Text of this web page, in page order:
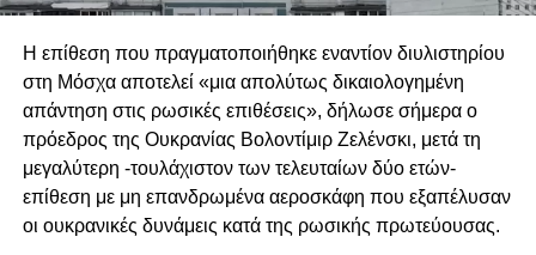
αυτό που φαίνεται να χρειάζεται η ευρωπαϊκή αμυντική
βιομηχανία είναι μεγαλύτερος εξευρωπαϊσμός και η
δημιουργία μιας ενιαίας αγοράς οπλικών συστημάτων,
στόχος που δεν εξυπηρετείται από τις επιλογές του
Βερολίνου.
Δύο εξελίξεις φαίνεται να ενισχύουν τις υποψίες για τις
προθέσεις της Γερμανίας και να δικαιολογούν τις
ανησυχίες άλλων ευρωπαϊκών κρατών. Συγκεκριμένα, το
Η επίθεση που πραγματοποιήθηκε εναντίον διυλιστηρίου
στη Μόσχα αποτελεί «μια απολύτως δικαιολογημένη
απάντηση στις ρωσικές επιθέσεις», δήλωσε σήμερα ο
πρόεδρος της Ουκρανίας Βολοντίμιρ Ζελένσκι, μετά τη
μεγαλύτερη -τουλάχιστον των τελευταίων δύο ετών-
επίθεση με μη επανδρωμένα αεροσκάφη που εξαπέλυσαν
οι ουκρανικές δυνάμεις κατά της ρωσικής πρωτεύουσας.